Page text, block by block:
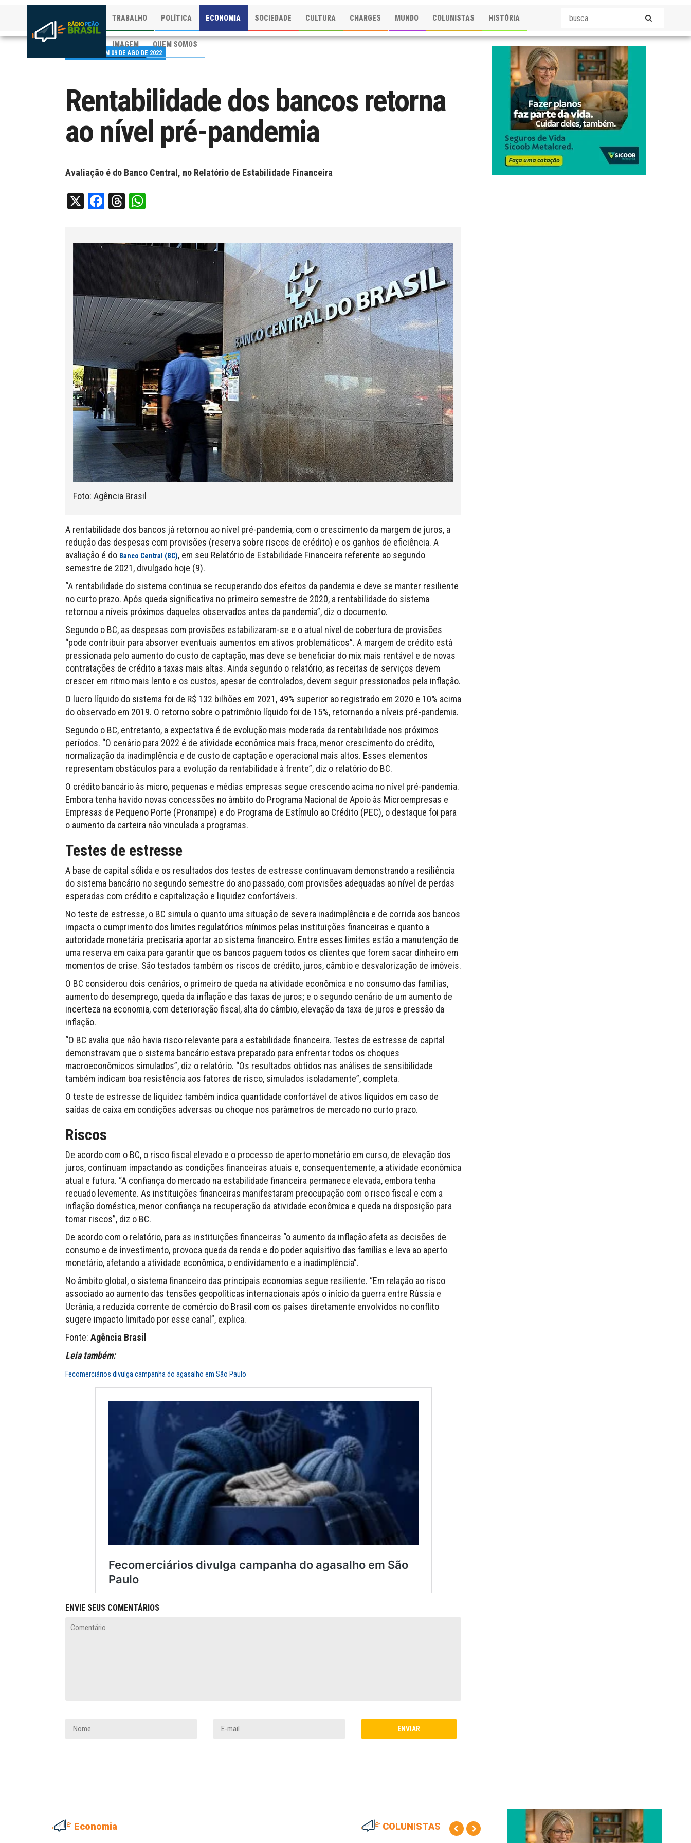
TRABALHO POLÍTICA ECONOMIA SOCIEDADE CULTURA CHARGES MUNDO COLUNISTAS HISTÓRIA
IMAGEM QUEM SOMOS
PUBLICADO EM 09 DE AGO DE 2022
Rentabilidade dos bancos retorna
ao nível pré-pandemia
Avaliação é do Banco Central, no Relatório de Estabilidade Financeira
X Facebook
Threads
Foto: Agência Brasil
A rentabilidade dos bancos já retornou ao nível pré-pandemia, com o crescimento da margem de juros, a
redução das despesas com provisões (reserva sobre riscos de crédito) e os ganhos de eficiência. A
avaliação é do Banco Central (BC), em seu Relatório de Estabilidade Financeira referente ao segundo
semestre de 2021, divulgado hoje (9).
“A rentabilidade do sistema continua se recuperando dos efeitos da pandemia e deve se manter resiliente
no curto prazo. Após queda significativa no primeiro semestre de 2020, a rentabilidade do sistema
retornou a níveis próximos daqueles observados antes da pandemia”, diz o documento.
Segundo o BC, as despesas com provisões estabilizaram-se e o atual nível de cobertura de provisões
“pode contribuir para absorver eventuais aumentos em ativos problemáticos”. A margem de crédito está
pressionada pelo aumento do custo de captação, mas deve se beneficiar do mix mais rentável e de novas
contratações de crédito a taxas mais altas. Ainda segundo o relatório, as receitas de serviços devem
crescer em ritmo mais lento e os custos, apesar de controlados, devem seguir pressionados pela inflação.
O lucro líquido do sistema foi de R$ 132 bilhões em 2021, 49% superior ao registrado em 2020 e 10% acima
do observado em 2019. O retorno sobre o patrimônio líquido foi de 15%, retornando a níveis pré-pandemia.
Segundo o BC, entretanto, a expectativa é de evolução mais moderada da rentabilidade nos próximos
períodos. “O cenário para 2022 é de atividade econômica mais fraca, menor crescimento do crédito,
normalização da inadimplência e de custo de captação e operacional mais altos. Esses elementos
representam obstáculos para a evolução da rentabilidade à frente”, diz o relatório do BC.
O crédito bancário às micro, pequenas e médias empresas segue crescendo acima no nível pré-pandemia.
Embora tenha havido novas concessões no âmbito do Programa Nacional de Apoio às Microempresas e
Empresas de Pequeno Porte (Pronampe) e do Programa de Estímulo ao Crédito (PEC), o destaque foi para
o aumento da carteira não vinculada a programas.
Testes de estresse
A base de capital sólida e os resultados dos testes de estresse continuavam demonstrando a resiliência
do sistema bancário no segundo semestre do ano passado, com provisões adequadas ao nível de perdas
esperadas com crédito e capitalização e liquidez confortáveis.
No teste de estresse, o BC simula o quanto uma situação de severa inadimplência e de corrida aos bancos
impacta o cumprimento dos limites regulatórios mínimos pelas instituições financeiras e quanto a
autoridade monetária precisaria aportar ao sistema financeiro. Entre esses limites estão a manutenção de
uma reserva em caixa para garantir que os bancos paguem todos os clientes que forem sacar dinheiro em
momentos de crise. São testados também os riscos de crédito, juros, câmbio e desvalorização de imóveis.
O BC considerou dois cenários, o primeiro de queda na atividade econômica e no consumo das famílias,
aumento do desemprego, queda da inflação e das taxas de juros; e o segundo cenário de um aumento de
incerteza na economia, com deterioração fiscal, alta do câmbio, elevação da taxa de juros e pressão da
inflação.
“O BC avalia que não havia risco relevante para a estabilidade financeira. Testes de estresse de capital
demonstravam que o sistema bancário estava preparado para enfrentar todos os choques
macroeconômicos simulados”, diz o relatório. “Os resultados obtidos nas análises de sensibilidade
também indicam boa resistência aos fatores de risco, simulados isoladamente”, completa.
O teste de estresse de liquidez também indica quantidade confortável de ativos líquidos em caso de
saídas de caixa em condições adversas ou choque nos parâmetros de mercado no curto prazo.
Riscos
De acordo com o BC, o risco fiscal elevado e o processo de aperto monetário em curso, de elevação dos
juros, continuam impactando as condições financeiras atuais e, consequentemente, a atividade econômica
atual e futura. “A confiança do mercado na estabilidade financeira permanece elevada, embora tenha
recuado levemente. As instituições financeiras manifestaram preocupação com o risco fiscal e com a
inflação doméstica, menor confiança na recuperação da atividade econômica e queda na disposição para
tomar riscos”, diz o BC.
De acordo com o relatório, para as instituições financeiras “o aumento da inflação afeta as decisões de
consumo e de investimento, provoca queda da renda e do poder aquisitivo das famílias e leva ao aperto
monetário, afetando a atividade econômica, o endividamento e a inadimplência”.
No âmbito global, o sistema financeiro das principais economias segue resiliente. “Em relação ao risco
associado ao aumento das tensões geopolíticas internacionais após o início da guerra entre Rússia e
Ucrânia, a reduzida corrente de comércio do Brasil com os países diretamente envolvidos no conflito
sugere impacto limitado por esse canal”, explica.
Fonte: Agência Brasil
Leia também:
Fecomerciários divulga campanha do agasalho em São Paulo
ENVIE SEUS COMENTÁRIOS
Economia COLUNISTAS